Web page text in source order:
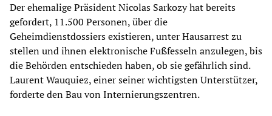
Der ehemalige Präsident Nicolas Sarkozy hat bereits
gefordert, 11.500 Personen, über die
Geheimdienstdossiers existieren, unter Hausarrest zu
stellen und ihnen elektronische Fußfesseln anzulegen, bis
die Behörden entschieden haben, ob sie gefährlich sind.
Laurent Wauquiez, einer seiner wichtigsten Unterstützer,
forderte den Bau von Internierungszentren.